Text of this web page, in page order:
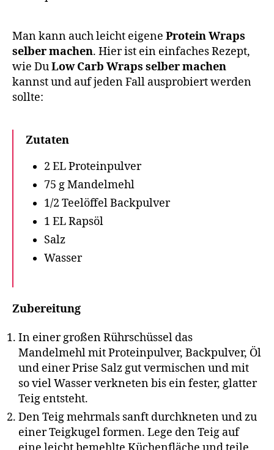
Man kann auch leicht eigene Protein Wraps
selber machen. Hier ist ein einfaches Rezept,
wie DuLow Carb Wraps selber machen
kannst und auf jeden Fall ausprobiert werden
sollte:
Zutaten
2 EL Proteinpulver
75 g Mandelmehl
1/2 Teelöffel Backpulver
1 EL Rapsöl
Salz
Wasser
Zubereitung
In einer großen Rührschüssel das
Mandelmehl mit Proteinpulver, Backpulver, Öl
und einer Prise Salz gut vermischen und mit
so viel Wasser verkneten bis ein fester, glatter
Teig entsteht.
Den Teig mehrmals sanft durchkneten und zu
einer Teigkugel formen. Lege den Teig auf